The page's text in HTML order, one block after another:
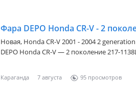
Фара DEPO Honda CR-V - 2
Новая, Honda CR-V 2001 - 2004 2
DEPO Honda CR-V — 2 поколение 217-
Караганда 7 августа 95